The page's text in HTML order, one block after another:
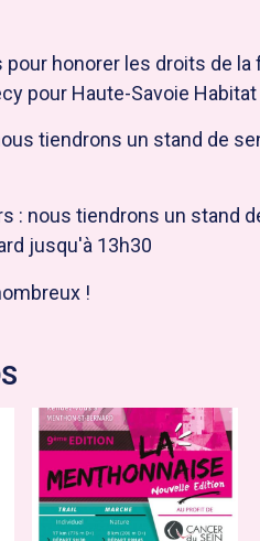
pour honorer les droits de
pour Haute-Savoie Habitat
tiendrons un stand de
: nous tiendrons un stand
jusqu'à 13h30
!